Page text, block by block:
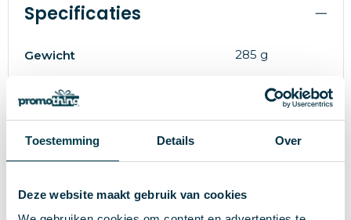
Toestemming Details Over
Deze website maakt gebruik van cookies
Specificaties
Gewicht 285 g
empty
Materiaal ABS
Artikelnummer
Hoogte 1.8 cm